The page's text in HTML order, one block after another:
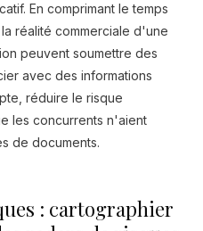
En comprimant le temps
réalité commerciale d'une
peuvent soumettre des
avec des informations
réduire le risque
les concurrents n'aient
de documents.
: cartographier